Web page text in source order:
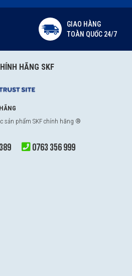
GIAO HÀNG
TOÀN QUỐC 24/7
HÃNG SKF
sản phẩm SKF chính hãng ®
0763 356 999